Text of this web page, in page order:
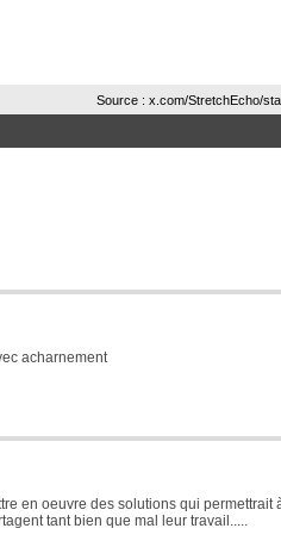
Source : x.com/StretchEcho/
acharnement
en oeuvre des solutions qui permettrait
tant bien que mal leur travail.....